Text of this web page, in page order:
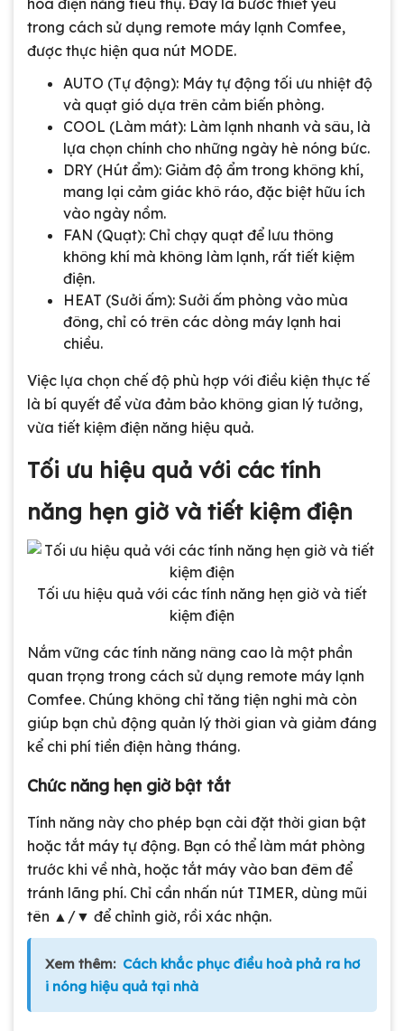
hóa điện năng tiêu thụ. Đây là bước thiết yếu
trong cách sử dụng remote máy lạnh Comfee,
được thực hiện qua nút MODE.
AUTO (Tự động): Máy tự động tối ưu nhiệt độ
và quạt gió dựa trên cảm biến phòng.
COOL (Làm mát): Làm lạnh nhanh và sâu, là
lựa chọn chính cho những ngày hè nóng bức.
DRY (Hút ẩm): Giảm độ ẩm trong không khí,
mang lại cảm giác khô ráo, đặc biệt hữu ích
vào ngày nồm.
FAN (Quạt): Chỉ chạy quạt để lưu thông
không khí mà không làm lạnh, rất tiết kiệm
điện.
HEAT (Sưởi ấm): Sưởi ấm phòng vào mùa
đông, chỉ có trên các dòng máy lạnh hai
chiều.
Việc lựa chọn chế độ phù hợp với điều kiện thực tế
là bí quyết để vừa đảm bảo không gian lý tưởng,
vừa tiết kiệm điện năng hiệu quả.
Tối ưu hiệu quả với các tính
năng hẹn giờ và tiết kiệm điện
Tối ưu hiệu quả với các tính năng hẹn giờ và tiết
kiệm điện
Nắm vững các tính năng nâng cao là một phần
quan trọng trong cách sử dụng remote máy lạnh
Comfee. Chúng không chỉ tăng tiện nghi mà còn
giúp bạn chủ động quản lý thời gian và giảm đáng
kể chi phí tiền điện hàng tháng.
Chức năng hẹn giờ bật tắt
Tính năng này cho phép bạn cài đặt thời gian bật
hoặc tắt máy tự động. Bạn có thể làm mát phòng
trước khi về nhà, hoặc tắt máy vào ban đêm để
tránh lãng phí. Chỉ cần nhấn nút TIMER, dùng mũi
tên ▲/▼ để chỉnh giờ, rồi xác nhận.
Xem thêm: Cách khắc phục điều hoà phả ra hơ
i nóng hiệu quả tại nhà